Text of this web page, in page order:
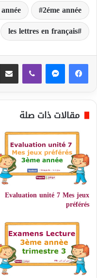
2éme année
les lettres en français
مقالات ذات صلة
Evaluation unité 7 Mes jeux
préférés